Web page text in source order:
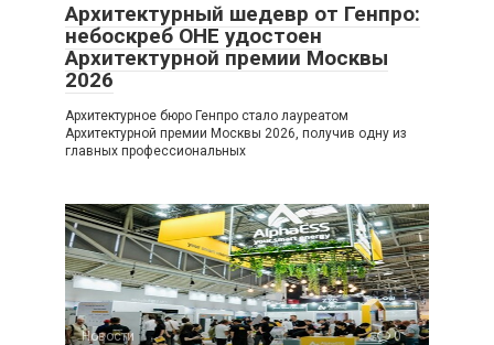
Архитектурный шедевр от Генпро:
небоскреб ОНЕ удостоен
Архитектурной премии Москвы
2026
Архитектурное бюро Генпро стало лауреатом
Архитектурной премии Москвы 2026, получив одну из
главных профессиональных
Новости 0